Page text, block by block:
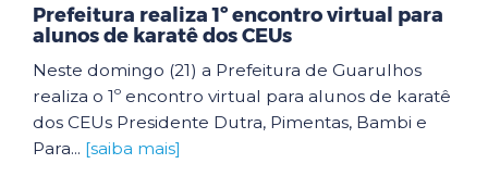
Prefeitura realiza 1º encontro virtual para
alunos de karatê dos CEUs
Neste domingo (21) a Prefeitura de Guarulhos
realiza o 1º encontro virtual para alunos de karatê
dos CEUs Presidente Dutra, Pimentas, Bambi e
Para... [saiba mais]